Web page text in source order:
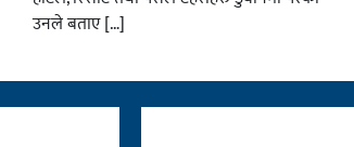
उनले बताए […]